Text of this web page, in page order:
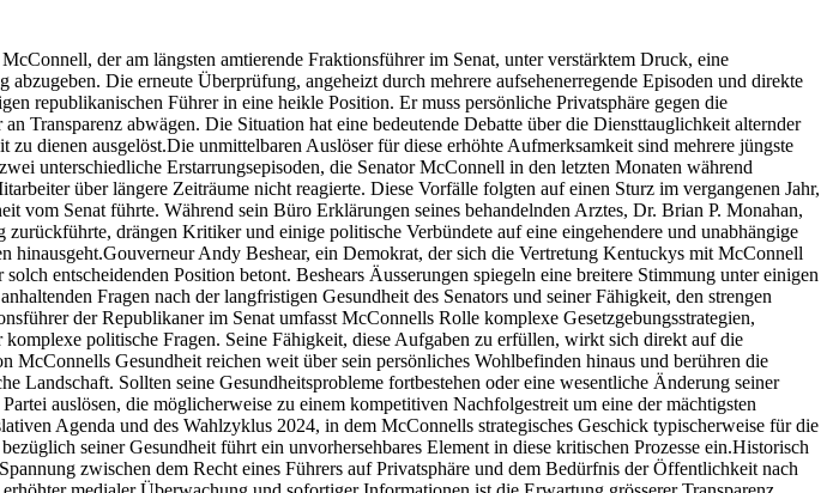
der am längsten amtierende Fraktionsführer im Senat, unter verstärktem Druck, eine
Die erneute Überprüfung, angeheizt durch mehrere aufsehenerregende Episoden und direkte
republikanischen Führer in eine heikle Position. Er muss persönliche Privatsphäre gegen die
Transparenz abwägen. Die Situation hat eine bedeutende Debatte über die Diensttauglichkeit alternder
zu dienen ausgelöst.Die unmittelbaren Auslöser für diese erhöhte Aufmerksamkeit sind mehrere jüngste
unterschiedliche Erstarrungsepisoden, die Senator McConnell in den letzten Monaten während
über längere Zeiträume nicht reagierte. Diese Vorfälle folgten auf einen Sturz im vergangenen Jahr,
vom Senat führte. Während sein Büro Erklärungen seines behandelnden Arztes, Dr. Brian P. Monahan,
drängen Kritiker und einige politische Verbündete auf eine eingehendere und unabhängige
hinausgeht.Gouverneur Andy Beshear, ein Demokrat, der sich die Vertretung Kentuckys mit McConnell
entscheidenden Position betont. Beshears Äusserungen spiegeln eine breitere Stimmung unter einigen
Fragen nach der langfristigen Gesundheit des Senators und seiner Fähigkeit, den strengen
der Republikaner im Senat umfasst McConnells Rolle komplexe Gesetzgebungsstrategien,
politische Fragen. Seine Fähigkeit, diese Aufgaben zu erfüllen, wirkt sich direkt auf die
McConnells Gesundheit reichen weit über sein persönliches Wohlbefinden hinaus und berühren die
Landschaft. Sollten seine Gesundheitsprobleme fortbestehen oder eine wesentliche Änderung seiner
auslösen, die möglicherweise zu einem kompetitiven Nachfolgestreit um eine der mächtigsten
Agenda und des Wahlzyklus 2024, in dem McConnells strategisches Geschick typischerweise für die
seiner Gesundheit führt ein unvorhersehbares Element in diese kritischen Prozesse ein.Historisch
zwischen dem Recht eines Führers auf Privatsphäre und dem Bedürfnis der Öffentlichkeit nach